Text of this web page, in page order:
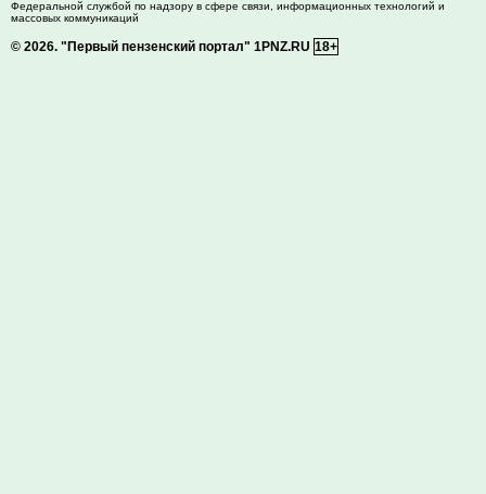
Федеральной службой по надзору в сфере связи, информационных технологий и
массовых коммуникаций
© 2026. "Первый пензенский портал" 1PNZ.RU 18+